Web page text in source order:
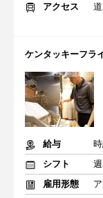
アクセス
ケンタッキーフラ
給与
シフト
雇用形態